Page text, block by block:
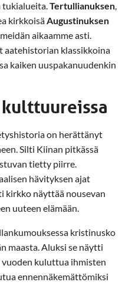
Tertullianuksen
kirkkoisä Augustinuksen
aikaamme asti.
aatehistorian klassikkoina
kaiken uuspakanuudenkin
on herättänyt
Silti Kiinan pitkässä
tietty piirre.
hävityksen ajat
kirkko näyttää nousevan
uuteen elämään.
kristinusko
maasta. Aluksi se näytti
kuluttua ihmisten
ennennäkemättömiksi